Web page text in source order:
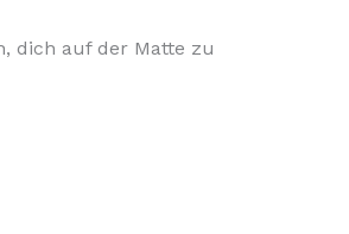
dich auf der Matte zu